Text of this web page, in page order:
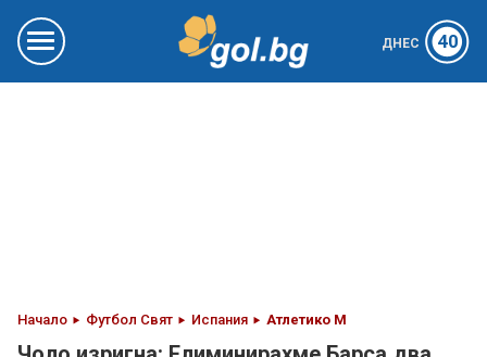
ДНЕС 40
Начало Футбол Свят Испания Атлетико М